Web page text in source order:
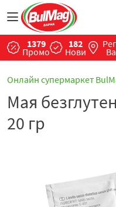
1379
Промо
182
Нови
Онлайн супермаркет
Мая
20 гр